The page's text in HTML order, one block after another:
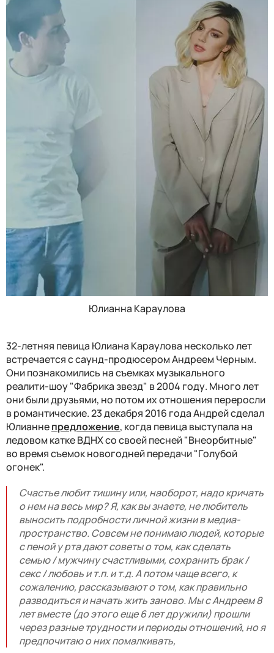
Юлианна Караулова
32-летняя певица Юлиана Караулова несколько лет
встречается с саунд-продюсером Андреем Черным.
Они познакомились на съемках музыкального
реалити-шоу "Фабрика звезд" в 2004 году. Много лет
они были друзьями, но потом их отношения переросли
в романтические. 23 декабря 2016 года Андрей сделал
Юлианнепредложение, когда певица выступала на
ледовом каткеВДНХсо своей песней "Внеорбитные"
во время съемок новогодней передачи "Голубой
огонек".
Счастье любит тишину или, наоборот, надо кричать
о нем на весь мир? Я, как вы знаете, не любитель
выносить подробности личной жизни в медиа-
пространство. Совсем не понимаю людей, которые
с пеной у рта дают советы о том, как сделать
семью / мужчину счастливыми, сохранить брак /
секс / любовь и т.п. и т.д. А потом чаще всего, к
сожалению, рассказывают о том, как правильно
разводиться и начать жить заново. Мы с Андреем 8
лет вместе (до этого еще 6 лет дружили) прошли
через разные трудности и периоды отношений, но я
предпочитаю о них помалкивать,